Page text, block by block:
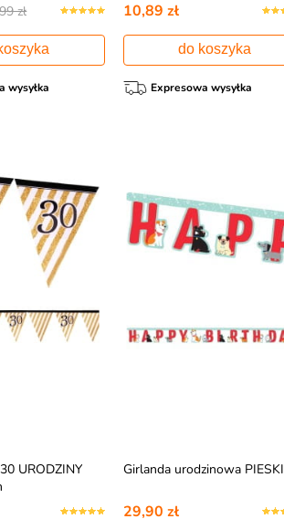
zł
wysyłka
10,89 zł
do koszyka
Expresowa wysyłka
URODZINY
Girlanda urodzinowa PIESKI
29,90 zł